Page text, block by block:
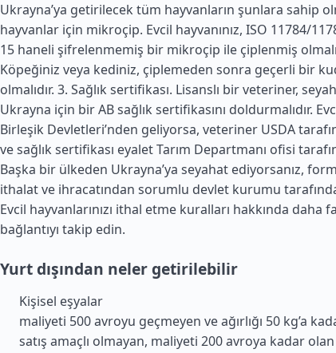
Ukrayna’ya getirilecek tüm hayvanların şunlara sahip
hayvanlar için mikroçip. Evcil hayvanınız, ISO 11784/
15 haneli şifrelenmemiş bir mikroçip ile çiplenmiş
Köpeğiniz veya kediniz, çiplemeden sonra geçerli bir
olmalıdır. 3. Sağlık sertifikası. Lisanslı bir veteriner,
Ukrayna için bir AB sağlık sertifikasını doldurmalıdır.
Birleşik Devletleri’nden geliyorsa, veteriner USDA
ve sağlık sertifikası eyalet Tarım Departmanı ofisi
Başka bir ülkeden Ukrayna’ya seyahat ediyorsanız,
ithalat ve ihracatından sorumlu devlet kurumu
Evcil hayvanlarınızı ithal etme kuralları hakkında daha
bağlantıyı takip edin.
Yurt dışından neler getirilebilir
Kişisel eşyalar
maliyeti 500 avroyu geçmeyen ve ağırlığı 50 kg’a
satış amaçlı olmayan, maliyeti 200 avroya kadar